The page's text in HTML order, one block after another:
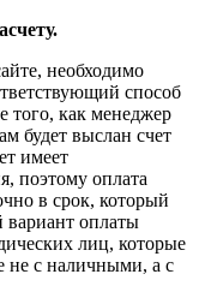
необходимо
способ
того, как менеджер
будет выслан счет
имеет
поэтому оплата
в срок, который
вариант оплаты
лиц, которые
не с наличными, а с